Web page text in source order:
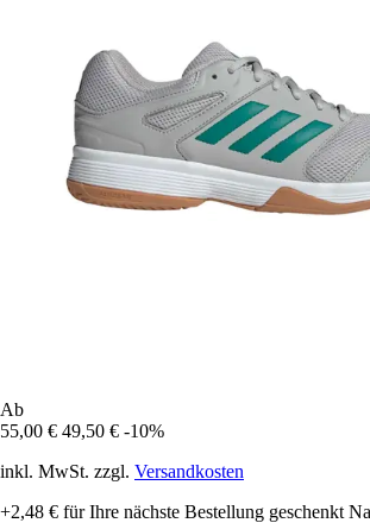
Ab
55,00 € 49,50 € -10%
inkl. MwSt. zzgl. Versandkosten
+2,48 € für Ihre nächste Bestellung geschenkt